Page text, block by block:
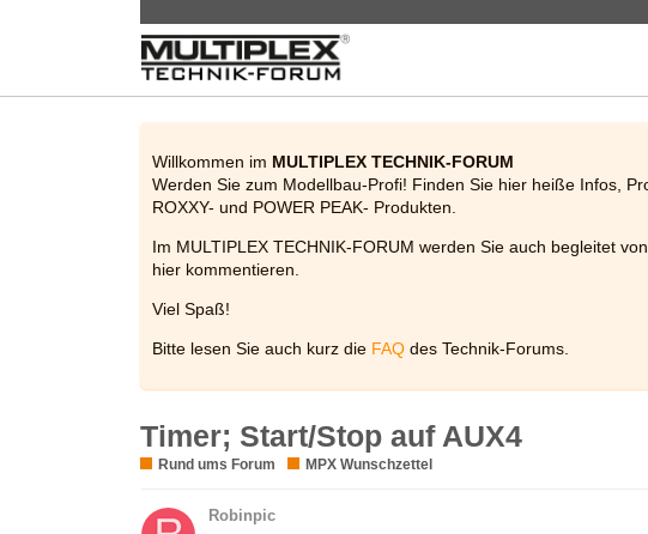
Willkommen im MULTIPLEX TECHNIK-FORUM
Werden Sie zum Modellbau-Profi! Finden Sie hier heiße Infos,
ROXXY- und POWER PEAK- Produkten.
Im MULTIPLEX TECHNIK-FORUM werden Sie auch begleitet
hier kommentieren.
Viel Spaß!
Bitte lesen Sie auch kurz die FAQ des Technik-Forums.
Timer; Start/Stop auf AUX4
Rund ums Forum MPX Wunschzettel
Robinpic